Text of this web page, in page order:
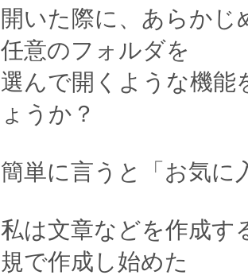
開いた際に、あらか
任意のフォルダを
選んで開くような機能
ょうか？
簡単に言うと「お気に
私は文章などを作成す
規で作成し始めた